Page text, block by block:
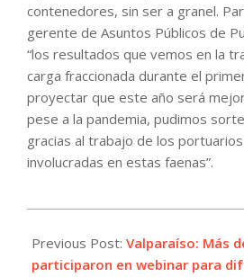
contenedores, sin ser a granel.
gerente de Asuntos Públicos de
“los resultados que vemos en la
carga fraccionada durante el
proyectar que este año será
pese a la pandemia, pudimos
gracias al trabajo de los
involucradas en estas faenas”.
03-
29
Previous Post: Valparaíso: Más
participaron en webinar para